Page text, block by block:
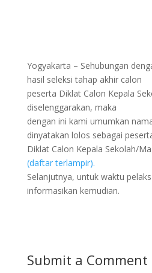
Yogyakarta – Sehubungan
hasil seleksi tahap akhir calon
peserta Diklat Calon Kepala
diselenggarakan, maka
dengan ini kami umumkan
dinyatakan lolos sebagai
Diklat Calon Kepala Sekolah/
(daftar terlampir).
Selanjutnya, untuk waktu
informasikan kemudian.
Submit a Comment